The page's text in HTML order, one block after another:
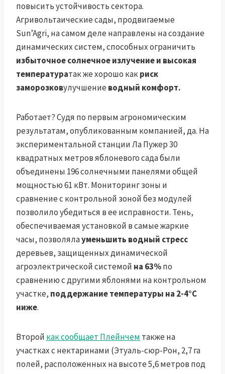
повысить устойчивость сектора.
Агривольтаические сады, продвигаемые
Sun’Agri, на самом деле направлены на создание
динамических систем, способных ограничить
избыточное солнечное излучение и высокая
температуратак же хорошо какриск
заморозковулучшение водный комфорт.
Работает? Судя по первым агрономическим
результатам, опубликованным компанией, да. На
экспериментальной станции Ла Пужер 30
квадратных метров яблоневого сада были
объединены 196 солнечными панелями общей
мощностью 61 кВт. Мониторинг зоны и
сравнение с контрольной зоной без модулей
позволило убедиться в ее исправности. Тень,
обеспечиваемая установкой в ​​самые жаркие
часы, позволялауменьшить водный стресс
деревьев, защищенных динамической
агроэлектрической системой на 63%по
сравнению с другими яблонями на контрольном
участке, поддержание температуры на 2-4°C
ниже.
Второй как сообщает Плейнчем также на
участках с нектаринами (Этуаль-сюр-Рон, 2,7 га
полей, расположенных на высоте 5,6 метров под